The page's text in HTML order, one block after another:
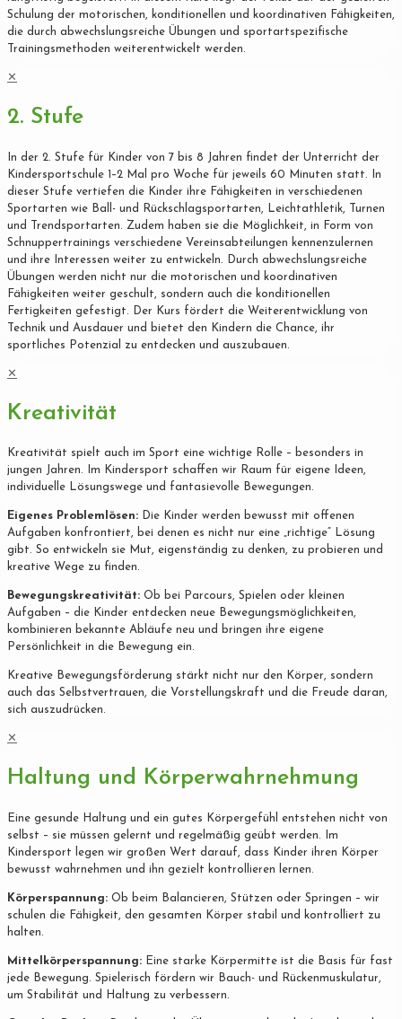
Schulung der motorischen, konditionellen und koordinativen Fähigkeiten,
die durch abwechslungsreiche Übungen und sportartspezifische
Trainingsmethoden weiterentwickelt werden.
✕
2. Stufe
In der 2. Stufe für Kinder von 7 bis 8 Jahren findet der Unterricht der
Kindersportschule 1–2 Mal pro Woche für jeweils 60 Minuten statt. In
dieser Stufe vertiefen die Kinder ihre Fähigkeiten in verschiedenen
Sportarten wie Ball- und Rückschlagsportarten, Leichtathletik, Turnen
und Trendsportarten. Zudem haben sie die Möglichkeit, in Form von
Schnuppertrainings verschiedene Vereinsabteilungen kennenzulernen
und ihre Interessen weiter zu entwickeln. Durch abwechslungsreiche
Übungen werden nicht nur die motorischen und koordinativen
Fähigkeiten weiter geschult, sondern auch die konditionellen
Fertigkeiten gefestigt. Der Kurs fördert die Weiterentwicklung von
Technik und Ausdauer und bietet den Kindern die Chance, ihr
sportliches Potenzial zu entdecken und auszubauen.
✕
Kreativität
Kreativität spielt auch im Sport eine wichtige Rolle – besonders in
jungen Jahren. Im Kindersport schaffen wir Raum für eigene Ideen,
individuelle Lösungswege und fantasievolle Bewegungen.
Eigenes Problemlösen: Die Kinder werden bewusst mit offenen
Aufgaben konfrontiert, bei denen es nicht nur eine „richtige“ Lösung
gibt. So entwickeln sie Mut, eigenständig zu denken, zu probieren und
kreative Wege zu finden.
Bewegungskreativität: Ob bei Parcours, Spielen oder kleinen
Aufgaben – die Kinder entdecken neue Bewegungsmöglichkeiten,
kombinieren bekannte Abläufe neu und bringen ihre eigene
Persönlichkeit in die Bewegung ein.
Kreative Bewegungsförderung stärkt nicht nur den Körper, sondern
auch das Selbstvertrauen, die Vorstellungskraft und die Freude daran,
sich auszudrücken.
✕
Haltung und Körperwahrnehmung
Eine gesunde Haltung und ein gutes Körpergefühl entstehen nicht von
selbst – sie müssen gelernt und regelmäßig geübt werden. Im
Kindersport legen wir großen Wert darauf, dass Kinder ihren Körper
bewusst wahrnehmen und ihn gezielt kontrollieren lernen.
Körperspannung: Ob beim Balancieren, Stützen oder Springen – wir
schulen die Fähigkeit, den gesamten Körper stabil und kontrolliert zu
halten.
Mittelkörperspannung: Eine starke Körpermitte ist die Basis für fast
jede Bewegung. Spielerisch fördern wir Bauch- und Rückenmuskulatur,
um Stabilität und Haltung zu verbessern.